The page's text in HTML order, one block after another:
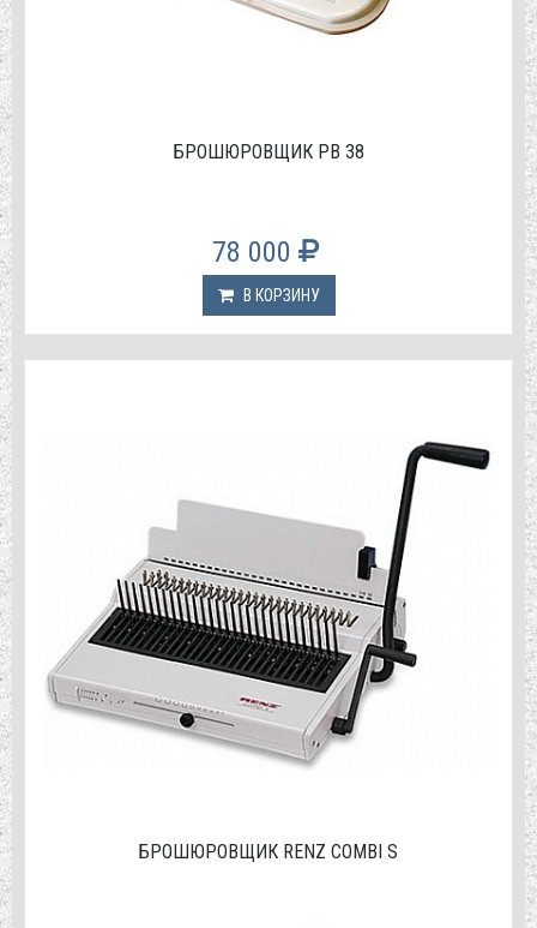
БРОШЮРОВЩИК PB 38
78 000
В КОРЗИНУ
БРОШЮРОВЩИК RENZ COMBI S